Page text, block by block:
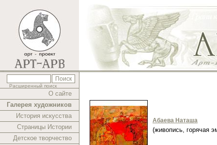
Расширенный поиск
О сайте
Галерея художников
История искусства
Страницы Истории
Детское творчество
Абаева Наташа
(живопись, горячая